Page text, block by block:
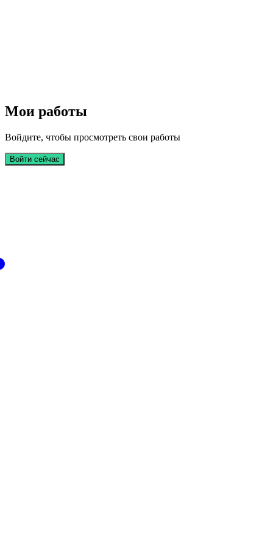
Мои работы
Войдите, чтобы просмотреть свои работы
Войти сейчас